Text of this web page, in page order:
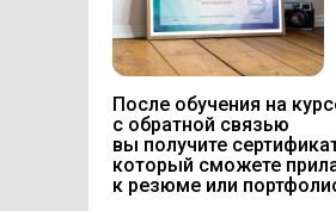
После обучения на
с обратной связью
вы получите
который сможете
к резюме или